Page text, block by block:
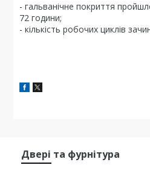
- гальванічне покриття
72 години;
- кількість робочих циклів
Двері та фурнітура